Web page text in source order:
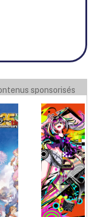
sponsorisés